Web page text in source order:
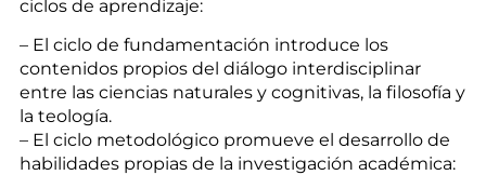
ciclos de aprendizaje:
– El ciclo de fundamentación introduce los
contenidos propios del diálogo interdisciplinar
entre las ciencias naturales y cognitivas, la filosofía y
la teología.
– El ciclo metodológico promueve el desarrollo de
habilidades propias de la investigación académica: